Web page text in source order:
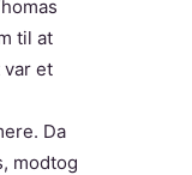
til at
var et
Da
modtog